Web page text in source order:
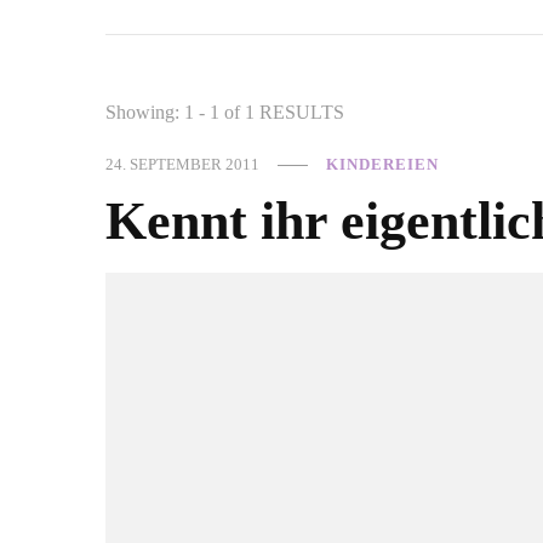
Showing: 1 - 1 of 1 RESULTS
24. SEPTEMBER 2011 KINDEREIEN
Kennt ihr